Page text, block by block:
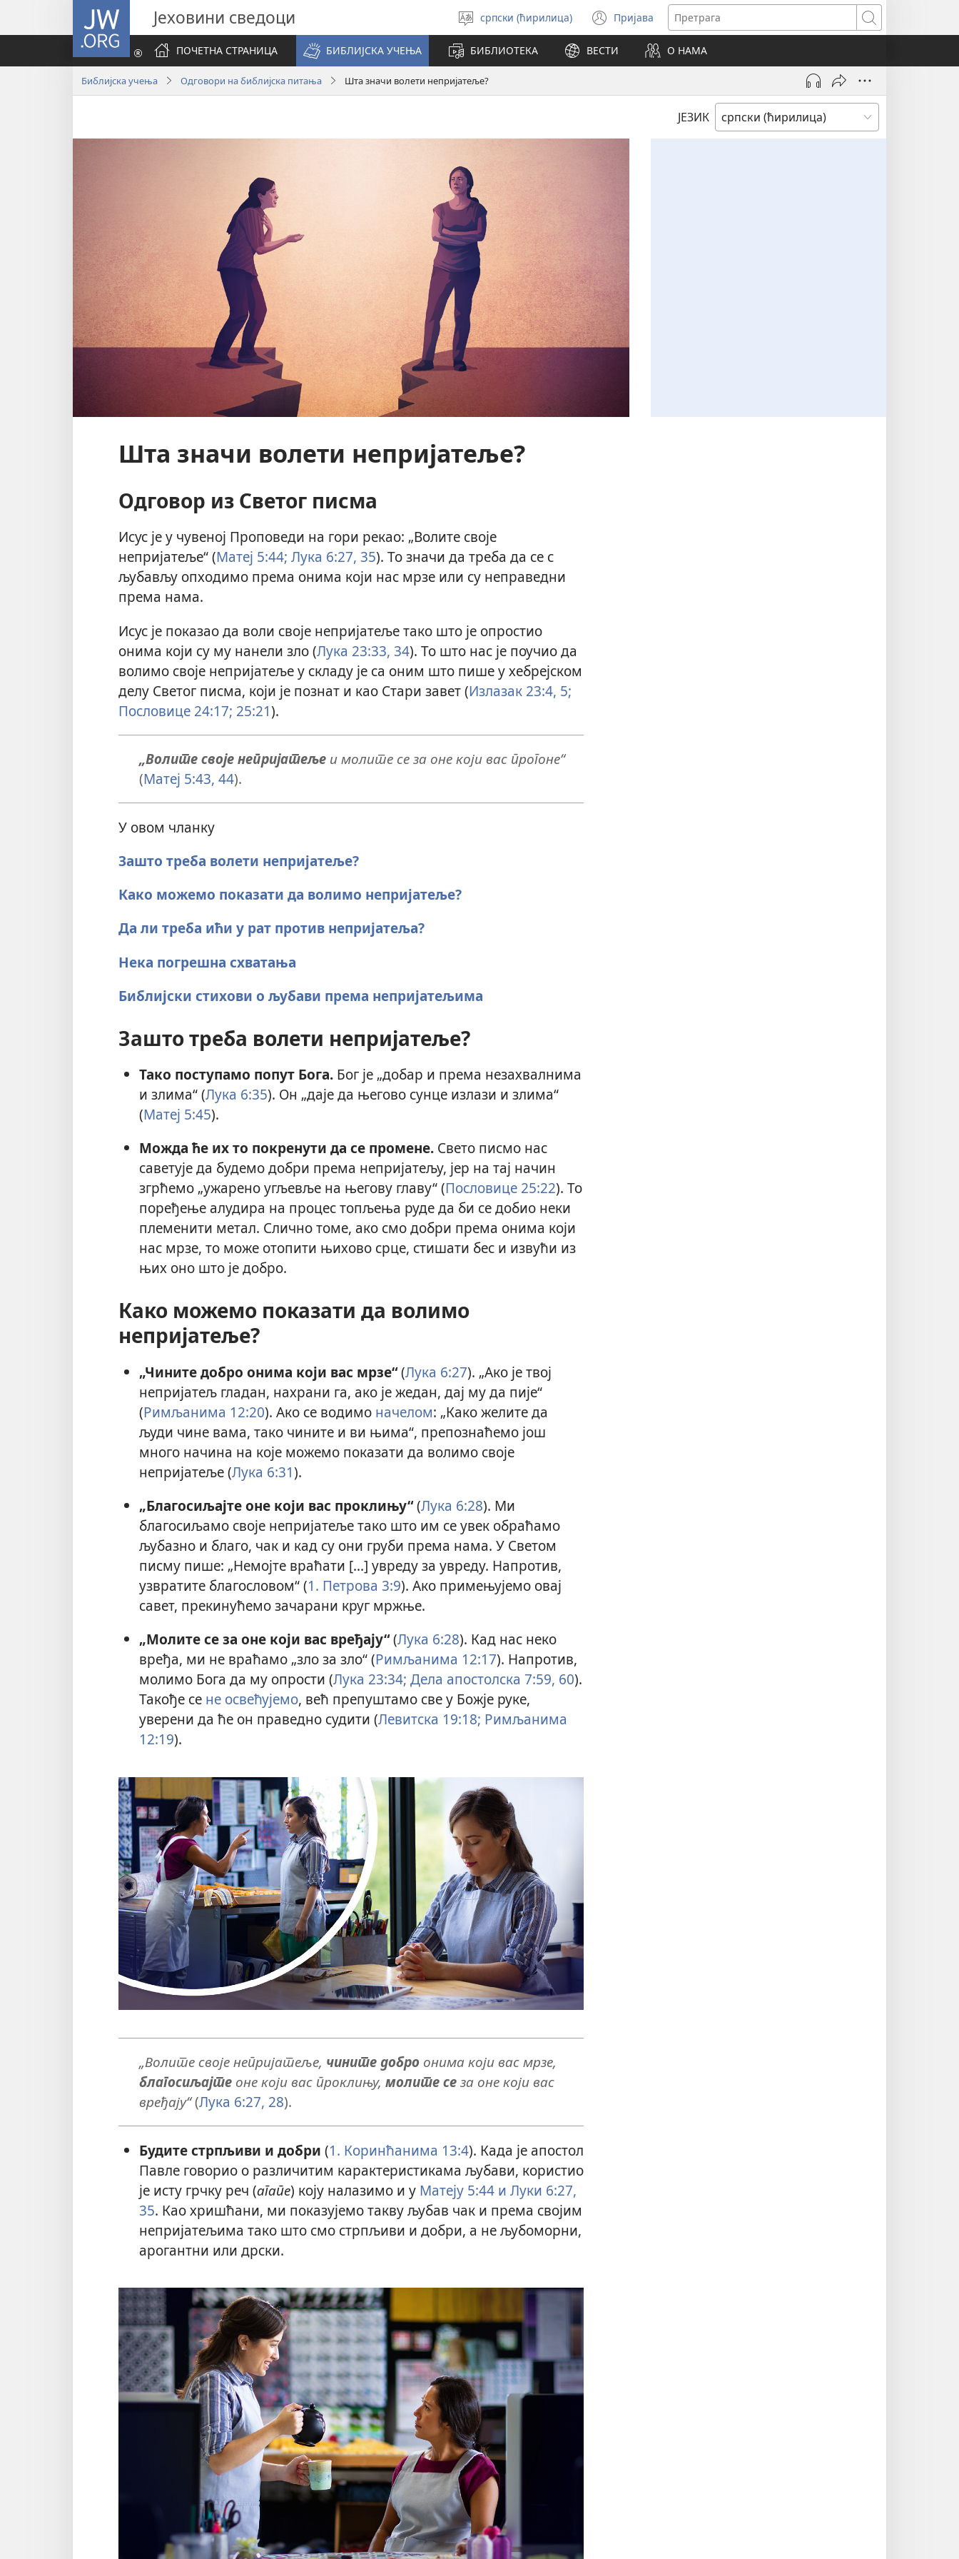
JW.ORG Јеховини сведоци
Изабери
језик
српски (ћирилица) Пријава
(отвара
нови
прозор)
Претрага
ПОЧЕТНА СТРАНИЦА
БИБЛИЈСКА УЧЕЊА БИБЛИОТЕКА ВЕСТИ О НАМА
Библијска учења Одговори на библијска питања Шта значи волети непријатеље?
ЈЕЗИК
Шта значи волети непријатеље?
Одговор из Светог писма
Исус је у чувеној Проповеди на гори рекао: „Волите своје
непријатеље“ (Матеј 5:44; Лука 6:27, 35). То значи да треба да се с
љубављу опходимо према онима који нас мрзе или су неправедни
према нама.
Исус је показао да воли своје непријатеље тако што је опростио
онима који су му нанели зло (Лука 23:33, 34). То што нас је поучио да
волимо своје непријатеље у складу је са оним што пише у хебрејском
делу Светог писма, који је познат и као Стари завет (Излазак 23:4, 5;
Пословице 24:17; 25:21).
„Волите своје непријатељеи молите се за оне који вас прогоне“
(Матеј 5:43, 44).
У овом чланку
Зашто треба волети непријатеље?
Како можемо показати да волимо непријатеље?
Да ли треба ићи у рат против непријатеља?
Нека погрешна схватања
Библијски стихови о љубави према непријатељима
Зашто треба волети непријатеље?
Тако поступамо попут Бога.Бог је „добар и према незахвалнима
и злима“ (Лука 6:35). Он „даје да његово сунце излази и злима“
(Матеј 5:45).
Можда ће их то покренути да се промене.Свето писмо нас
саветује да будемо добри према непријатељу, јер на тај начин
згрћемо „ужарено угљевље на његову главу“ (Пословице 25:22). То
поређење алудира на процес топљења руде да би се добио неки
племенити метал. Слично томе, ако смо добри према онима који
нас мрзе, то може отопити њихово срце, стишати бес и извући из
њих оно што је добро.
Како можемо показати да волимо
непријатеље?
„Чините добро онима који вас мрзе“(Лука 6:27). „Ако је твој
непријатељ гладан, нахрани га, ако је жедан, дај му да пије“
(Римљанима 12:20). Ако се водимо начелом: „Како желите да
људи чине вама, тако чините и ви њима“, препознаћемо још
много начина на које можемо показати да волимо своје
непријатеље (Лука 6:31).
„Благосиљајте оне који вас проклињу“(Лука 6:28). Ми
благосиљамо своје непријатеље тако што им се увек обраћамо
љубазно и благо, чак и кад су они груби према нама. У Светом
писму пише: „Немојте враћати [...] увреду за увреду. Напротив,
узвратите благословом“ (1. Петрова 3:9). Ако примењујемо овај
савет, прекинућемо зачарани круг мржње.
„Молите се за оне који вас вређају“(Лука 6:28). Кад нас неко
вређа, ми не враћамо „зло за зло“ (Римљанима 12:17). Напротив,
молимо Бога да му опрости (Лука 23:34; Дела апостолска 7:59, 60).
Такође се не освећујемо, већ препуштамо све у Божје руке,
уверени да ће он праведно судити (Левитска 19:18; Римљанима
12:19).
„Волите своје непријатеље, чините доброонима који вас мрзе,
благосиљајтеоне који вас проклињу, молите сеза оне који вас
вређају“(Лука 6:27, 28).
Будите стрпљиви и добри (1. Коринћанима 13:4). Када је апостол
Павле говорио о различитим карактеристикама љубави, користио
је исту грчку реч (агапе) коју налазимо и у Матеју 5:44 и Луки 6:27,
35. Као хришћани, ми показујемо такву љубав чак и према својим
непријатељима тако што смо стрпљиви и добри, а не љубоморни,
арогантни или дрски.